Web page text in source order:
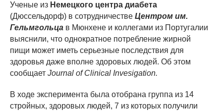
Ученые из Немецкого центра диабета
(Дюссельдорф) в сотрудничестве Центром им.
Гельмгольца в Мюнхене и коллегами из Португалии
выяснили, что однократное потребление жирной
пищи может иметь серьезные последствия для
здоровья даже вполне здоровых людей. Об этом
сообщает Journal of Clinical Invesigation.
В ходе эксперимента была отобрана группа из 14
стройных, здоровых людей, 7 из которых получили